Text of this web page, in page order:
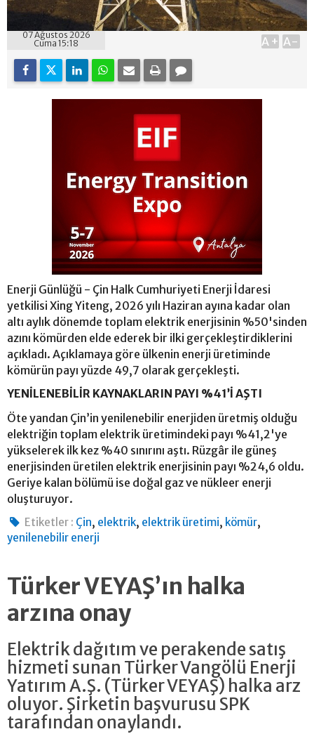
07 Ağustos 2026
Cuma 15:18
A+ A-
Enerji Günlüğü - Çin Halk Cumhuriyeti Enerji İdaresi
yetkilisi Xing Yiteng, 2026 yılı Haziran ayına kadar olan
altı aylık dönemde toplam elektrik enerjisinin %50'sinden
azını kömürden elde ederek bir ilki gerçekleştirdiklerini
açıkladı. Açıklamaya göre ülkenin enerji üretiminde
kömürün payı yüzde 49,7 olarak gerçekleşti.
YENİLENEBİLİR KAYNAKLARIN PAYI %41’İ AŞTI
Öte yandan Çin’in yenilenebilir enerjiden üretmiş olduğu
elektriğin toplam elektrik üretimindeki payı %41,2'ye
yükselerek ilk kez %40 sınırını aştı. Rüzgâr ile güneş
enerjisinden üretilen elektrik enerjisinin payı %24,6 oldu.
Geriye kalan bölümü ise doğal gaz ve nükleer enerji
oluşturuyor.
Etiketler : Çin, elektrik, elektrik üretimi, kömür,
yenilenebilir enerji
Türker VEYAŞ’ın halka
arzına onay
Elektrik dağıtım ve perakende satış
hizmeti sunan Türker Vangölü Enerji
Yatırım A.Ş. (Türker VEYAŞ) halka arz
oluyor. Şirketin başvurusu SPK
tarafından onaylandı.